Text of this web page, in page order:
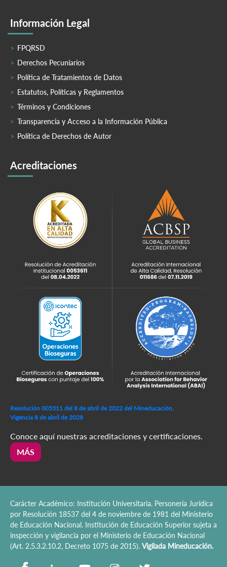
Información Legal
FPQRSD
Derechos Pecuniarios
Política de Tratamientos de Datos
Estatutos, Políticas y Reglamentos
Términos y Condiciones
Transparencia y Acceso a la Información Pública
Política de Derechos de Autor
Acreditaciones
Resolución 005311 del 8 de abril de 2022 del Mineducación,
Vigencia 8 de abril de 2028
Conoce aquí nuestras acreditaciones y certificaciones.
MÁS
Carácter Académico: Institución Universitaria. Personería Jurídica
por Resolución 18537 del 4 de noviembre de 1981 del Ministerio
de Educación Nacional. Institución de Educación Superior sujeta a
inspección y vigilancia por el Ministerio de Educación Nacional
(Art. 2.5.3.2.10.2, Decreto 1075 de 2015). Vigilada Mineducación.